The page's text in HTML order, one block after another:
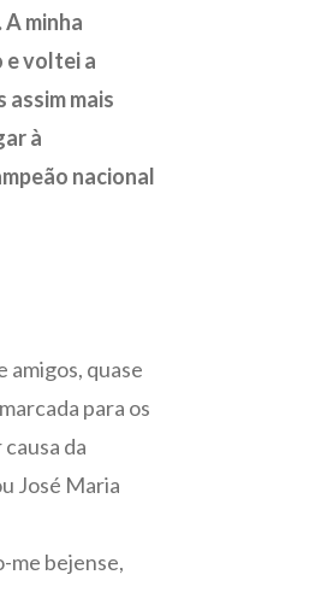
minha
e voltei a
assim mais
à
nacional
amigos, quase
para os
da
José Maria
me bejense,